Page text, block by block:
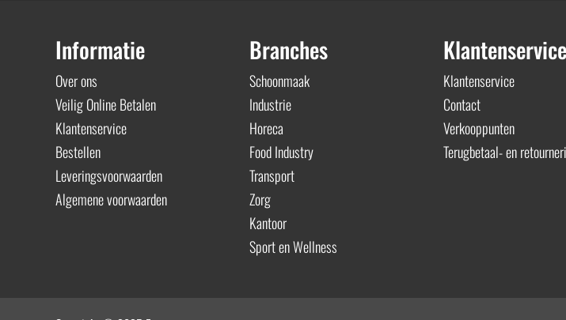
Informatie
Over ons
Veilig Online Betalen
Klantenservice
Bestellen
Leveringsvoorwaarden
Algemene voorwaarden
Branches
Schoonmaak
Industrie
Horeca
Food Industry
Transport
Zorg
Kantoor
Sport en Wellness
Klantenservice
Klantenservice
Contact
Verkooppunten
Terugbetaal- en